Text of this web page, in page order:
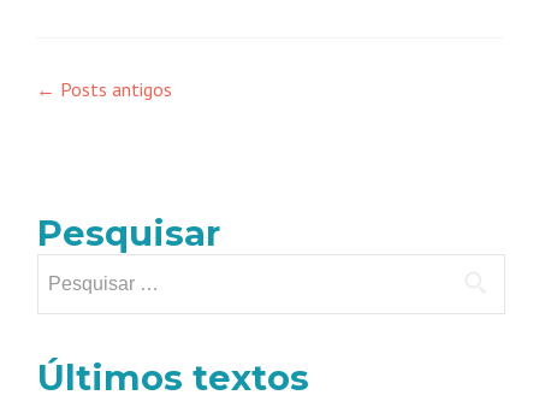
← Posts antigos
Pesquisar
Últimos textos